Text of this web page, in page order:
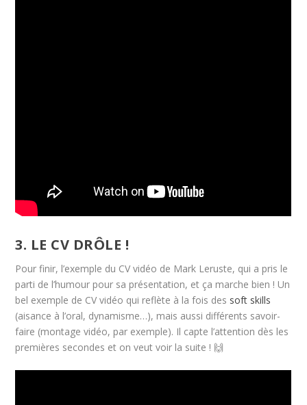
3. LE CV DRÔLE !
Pour finir, l’exemple du CV vidéo de Mark Leruste, qui a pris le
parti de l’humour pour sa présentation, et ça marche bien ! Un
bel exemple de CV vidéo qui reflète à la fois des soft skills
(aisance à l’oral, dynamisme…), mais aussi différents savoir-
faire (montage vidéo, par exemple). Il capte l’attention dès les
premières secondes et on veut voir la suite ! 🙌